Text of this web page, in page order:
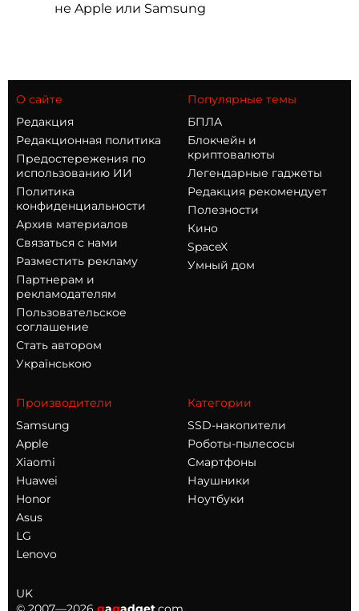
не Apple или Samsung
О сайте
Редакция
Редакционная политика
Предостережения по
использованию ИИ
Политика
конфиденциальности
Архив материалов
Связаться с нами
Разместить рекламу
Партнерам и
рекламодателям
Пользовательское
соглашение
Стать автором
Українською
Популярные темы
БПЛА
Блокчейн и
криптовалюты
Легендарные гаджеты
Редакция рекомендует
Полезности
Кино
SpaceX
Умный дом
Производители
Samsung
Apple
Xiaomi
Huawei
Honor
Asus
LG
Lenovo
Категории
SSD-накопители
Роботы-пылесосы
Смартфоны
Наушники
Ноутбуки
UK